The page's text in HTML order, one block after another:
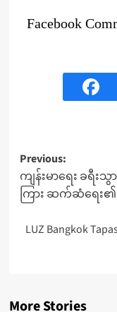
Facebook
Post
navigation
Previous:
ကျန်းမာရေး ခရီး
ကြား ဆက်ဆံရေး
LUZ Bangkok
More Stories